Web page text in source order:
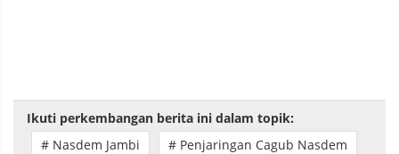
Ikuti perkembangan berita ini dalam topik:
# Nasdem Jambi
# Penjaringan Cagub Nasdem